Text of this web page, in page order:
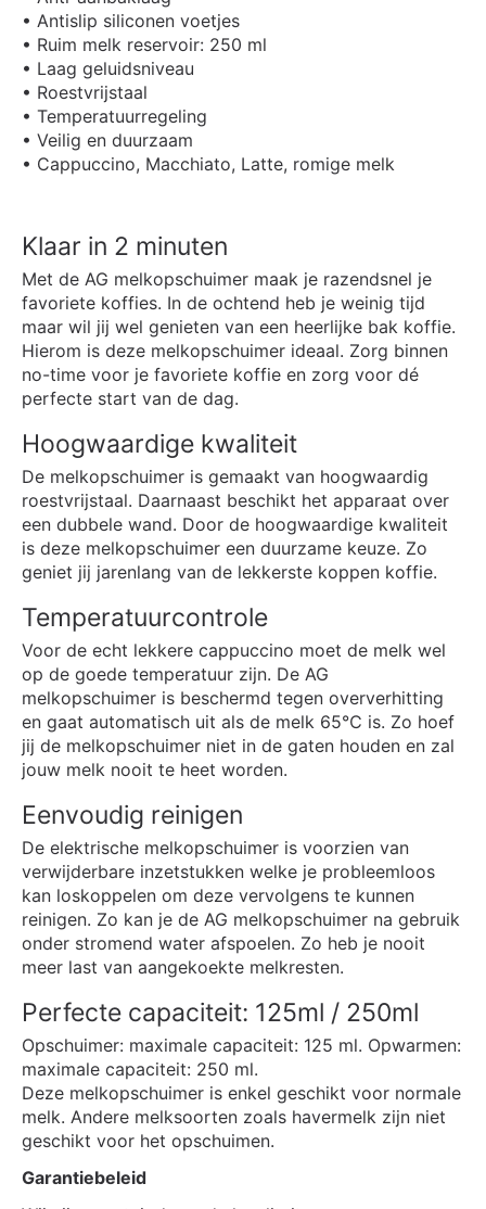
• Antislip siliconen voetjes
• Ruim melk reservoir: 250 ml
• Laag geluidsniveau
• Roestvrijstaal
• Temperatuurregeling
• Veilig en duurzaam
• Cappuccino, Macchiato, Latte, romige melk
Klaar in 2 minuten
Met de AG melkopschuimer maak je razendsnel je
favoriete koffies. In de ochtend heb je weinig tijd
maar wil jij wel genieten van een heerlijke bak koffie.
Hierom is deze melkopschuimer ideaal. Zorg binnen
no-time voor je favoriete koffie en zorg voor dé
perfecte start van de dag.
Hoogwaardige kwaliteit
De melkopschuimer is gemaakt van hoogwaardig
roestvrijstaal. Daarnaast beschikt het apparaat over
een dubbele wand. Door de hoogwaardige kwaliteit
is deze melkopschuimer een duurzame keuze. Zo
geniet jij jarenlang van de lekkerste koppen koffie.
Temperatuurcontrole
Voor de echt lekkere cappuccino moet de melk wel
op de goede temperatuur zijn. De AG
melkopschuimer is beschermd tegen oververhitting
en gaat automatisch uit als de melk 65℃ is. Zo hoef
jij de melkopschuimer niet in de gaten houden en zal
jouw melk nooit te heet worden.
Eenvoudig reinigen
De elektrische melkopschuimer is voorzien van
verwijderbare inzetstukken welke je probleemloos
kan loskoppelen om deze vervolgens te kunnen
reinigen. Zo kan je de AG melkopschuimer na gebruik
onder stromend water afspoelen. Zo heb je nooit
meer last van aangekoekte melkresten.
Perfecte capaciteit: 125ml / 250ml
Opschuimer: maximale capaciteit: 125 ml. Opwarmen:
maximale capaciteit: 250 ml.
Deze melkopschuimer is enkel geschikt voor normale
melk. Andere melksoorten zoals havermelk zijn niet
geschikt voor het opschuimen.
Garantiebeleid